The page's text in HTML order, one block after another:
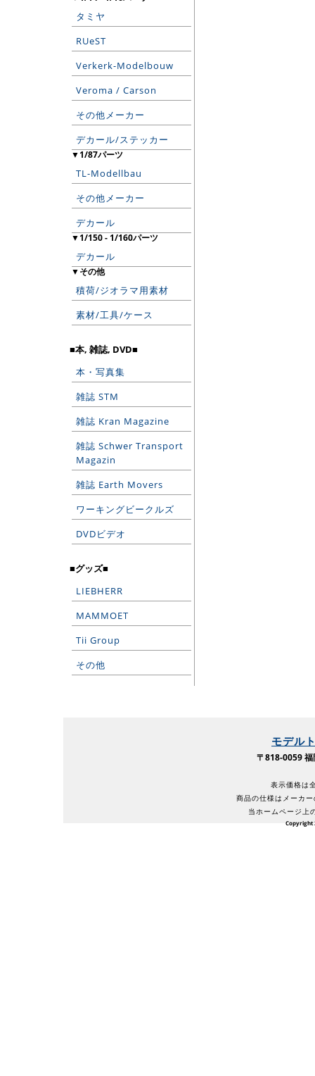
タミヤ
RUeST
Verkerk-Modelbouw
Veroma / Carson
その他メーカー
デカール/ステッカー
▼1/87パーツ
TL-Modellbau
その他メーカー
デカール
▼1/150 - 1/160パーツ
デカール
▼その他
積荷/ジオラマ用素材
素材/工具/ケース
■本, 雑誌, DVD■
本・写真集
雑誌 STM
雑誌 Kran Magazine
雑誌 Schwer Transport
Magazin
雑誌 Earth Movers
ワーキングビークルズ
DVDビデオ
■グッズ■
LIEBHERR
MAMMOET
Tii Group
その他
モデル
〒818-0059
表示価格は
商品の仕様はメーカ
当ホームページ上
Copyright